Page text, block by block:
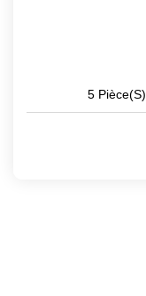
5 Pièce(s)